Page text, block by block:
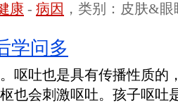
康 - 病因 ，类别：皮肤&眼
学问多
呕吐也是具有传播性质的
也会刺激呕吐。孩子呕吐